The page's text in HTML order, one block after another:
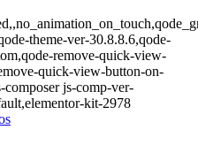
theme-ver-30.8.8.6,qode-
remove-quick-view-
quick-view-button-on-
js-comp-ver-
kit-2978